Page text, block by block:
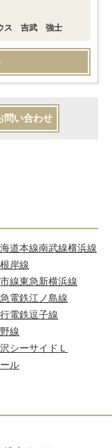
ウス 吉武 強士
問い合わせ
道本線南武線横浜線
岸線
線東急新横浜線
電鉄江ノ島線
電鉄逗子線
線
シーサイドＬ
ル